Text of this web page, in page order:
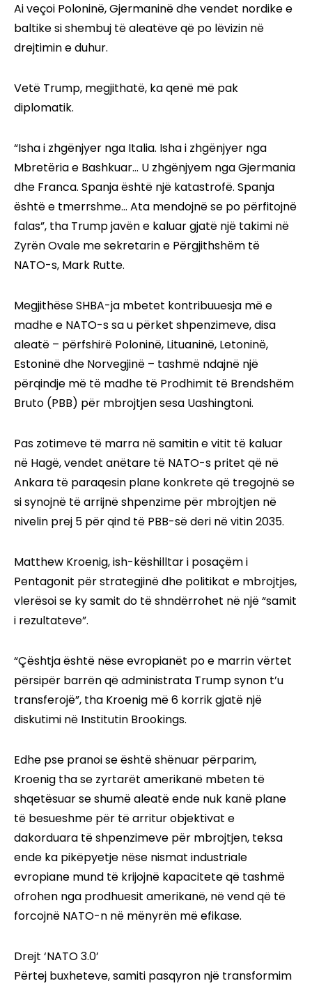
Ai veçoi Poloninë, Gjermaninë dhe vendet nordike e
baltike si shembuj të aleatëve që po lëvizin në
drejtimin e duhur.
Vetë Trump, megjithatë, ka qenë më pak
diplomatik.
“Isha i zhgënjyer nga Italia. Isha i zhgënjyer nga
Mbretëria e Bashkuar… U zhgënjyem nga Gjermania
dhe Franca. Spanja është një katastrofë. Spanja
është e tmerrshme… Ata mendojnë se po përfitojnë
falas”, tha Trump javën e kaluar gjatë një takimi në
Zyrën Ovale me sekretarin e Përgjithshëm të
NATO-s, Mark Rutte.
Megjithëse SHBA-ja mbetet kontribuuesja më e
madhe e NATO-s sa u përket shpenzimeve, disa
aleatë – përfshirë Poloninë, Lituaninë, Letoninë,
Estoninë dhe Norvegjinë – tashmë ndajnë një
përqindje më të madhe të Prodhimit të Brendshëm
Bruto (PBB) për mbrojtjen sesa Uashingtoni.
Pas zotimeve të marra në samitin e vitit të kaluar
në Hagë, vendet anëtare të NATO-s pritet që në
Ankara të paraqesin plane konkrete që tregojnë se
si synojnë të arrijnë shpenzime për mbrojtjen në
nivelin prej 5 për qind të PBB-së deri në vitin 2035.
Matthew Kroenig, ish-këshilltar i posaçëm i
Pentagonit për strategjinë dhe politikat e mbrojtjes,
vlerësoi se ky samit do të shndërrohet në një “samit
i rezultateve”.
“Çështja është nëse evropianët po e marrin vërtet
përsipër barrën që administrata Trump synon t’u
transferojë”, tha Kroenig më 6 korrik gjatë një
diskutimi në Institutin Brookings.
Edhe pse pranoi se është shënuar përparim,
Kroenig tha se zyrtarët amerikanë mbeten të
shqetësuar se shumë aleatë ende nuk kanë plane
të besueshme për të arritur objektivat e
dakorduara të shpenzimeve për mbrojtjen, teksa
ende ka pikëpyetje nëse nismat industriale
evropiane mund të krijojnë kapacitete që tashmë
ofrohen nga prodhuesit amerikanë, në vend që të
forcojnë NATO-n në mënyrën më efikase.
Drejt ‘NATO 3.0’
Përtej buxheteve, samiti pasqyron një transformim